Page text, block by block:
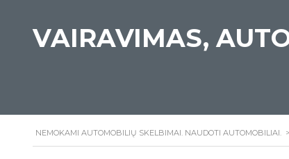
VAIRAVIMAS,
NEMOKAMI AUTOMOBILIŲ SKELBIMAI. NAUDOTI AUTOMOBILIAI. >